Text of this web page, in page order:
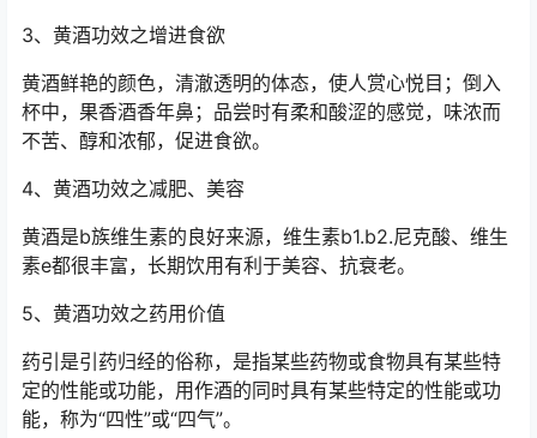
3、黄酒功效之增进食欲
黄酒鲜艳的颜色，清澈透明的体态，使人赏心悦目；倒入
杯中，果香酒香年鼻；品尝时有柔和酸涩的感觉，味浓而
不苦、醇和浓郁，促进食欲。
4、黄酒功效之减肥、美容
黄酒是b族维生素的良好来源，维生素b1.b2.尼克酸、维生
素e都很丰富，长期饮用有利于美容、抗衰老。
5、黄酒功效之药用价值
药引是引药归经的俗称，是指某些药物或食物具有某些特
定的性能或功能，用作酒的同时具有某些特定的性能或功
能，称为“四性”或“四气”。